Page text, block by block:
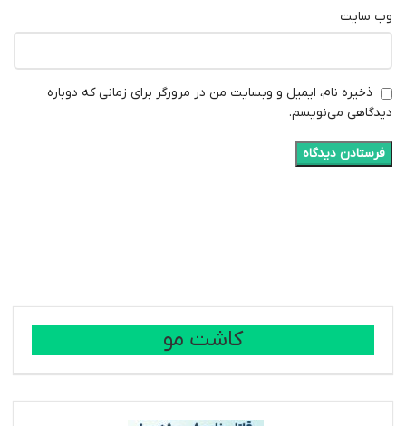
وب‌ سایت
ذخیره نام، ایمیل و وبسایت من در مرورگر برای زمانی که دوباره
دیدگاهی می‌نویسم.
کاشت مو